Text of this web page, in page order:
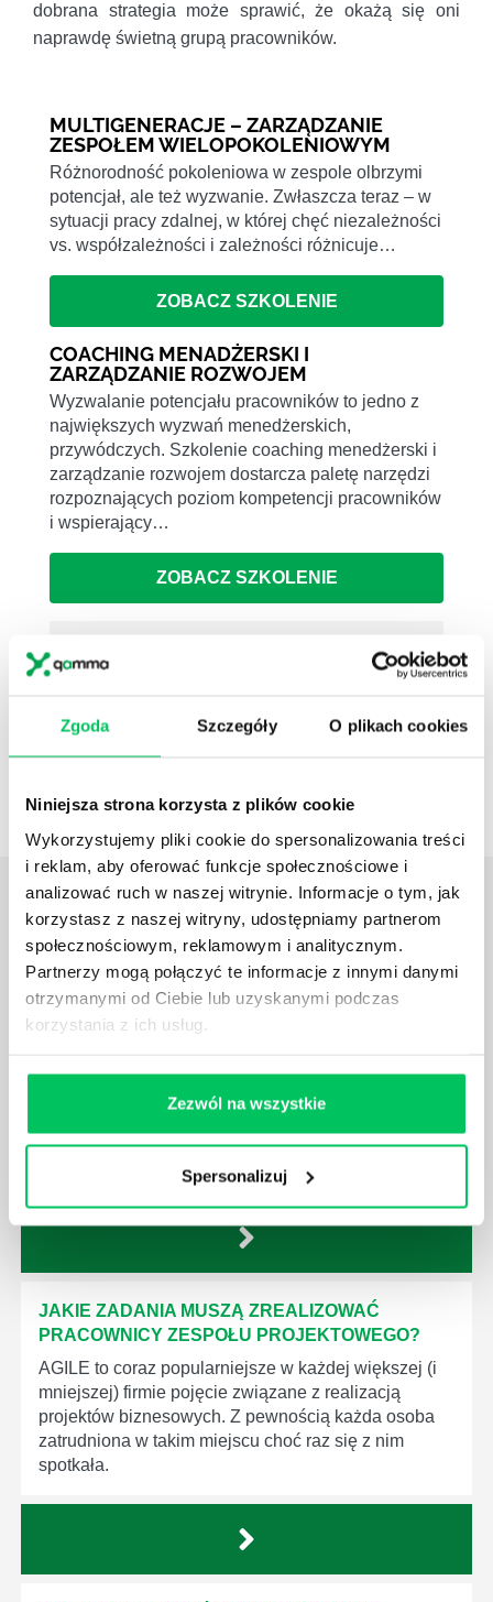
Zgoda Szczegóły O plikach cookies
Niniejsza strona korzysta z plików cookie
Wykorzystujemy pliki cookie do spersonalizowania treści
i reklam, aby oferować funkcje społecznościowe i
analizować ruch w naszej witrynie. Informacje o tym, jak
korzystasz z naszej witryny, udostępniamy partnerom
społecznościowym, reklamowym i analitycznym.
Partnerzy mogą połączyć te informacje z innymi danymi
otrzymanymi od Ciebie lub uzyskanymi podczas
korzystania z ich usług.
Zezwól na wszystkie
Spersonalizuj
dobrana strategia może sprawić, że okażą się oni
naprawdę świetną grupą pracowników.
MULTIGENERACJE – ZARZĄDZANIE
ZESPOŁEM WIELOPOKOLENIOWYM
Różnorodność pokoleniowa w zespole olbrzymi
potencjał, ale też wyzwanie. Zwłaszcza teraz – w
sytuacji pracy zdalnej, w której chęć niezależności
vs. współzależności i zależności różnicuje…
ZOBACZ SZKOLENIE
COACHING MENADŻERSKI I
ZARZĄDZANIE ROZWOJEM
Wyzwalanie potencjału pracowników to jedno z
największych wyzwań menedżerskich,
przywódczych. Szkolenie coaching menedżerski i
zarządzanie rozwojem dostarcza paletę narzędzi
rozpoznających poziom kompetencji pracowników
i wspierający…
ZOBACZ SZKOLENIE
Zapisz się na nasz
narzędziowy newsletter
który naprawdę rozumie HR i biznes
ZAPISZ SIĘ
ZOBACZOSTATNIE ARTYKUŁY
z tej strefy wiedzy
JAK WYGLĄDA PRACA ZESPOŁÓW
PROJEKTOWYCH W ZWINNEJ METODYCE?
wszystkich związanych z danym projektem założeń.
Zajmują się nim osoby wchodzące w skład
specjalnych zespołów projektowych, a ich praca
JAKIE ZADANIA MUSZĄ ZREALIZOWAĆ
PRACOWNICY ZESPOŁU PROJEKTOWEGO?
AGILE to coraz popularniejsze w każdej większej (i
mniejszej) firmie pojęcie związane z realizacją
projektów biznesowych. Z pewnością każda osoba
zatrudniona w takim miejscu choć raz się z nim
spotkała.